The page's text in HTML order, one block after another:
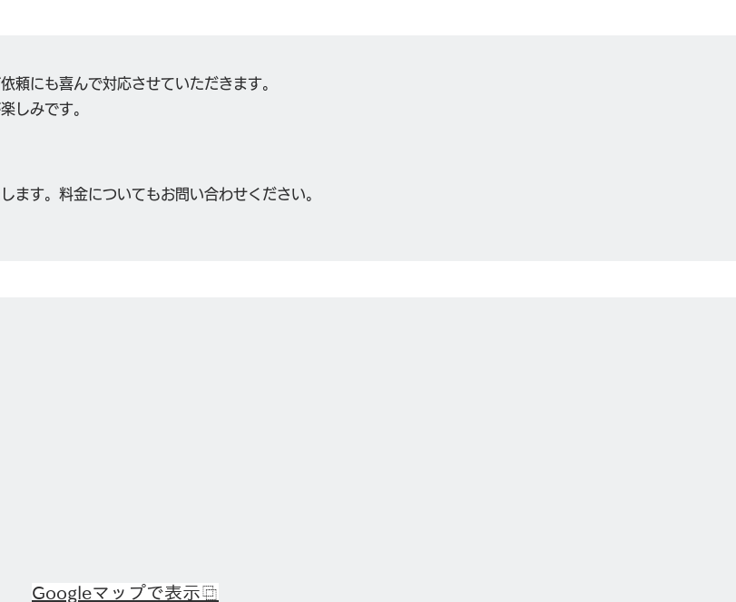
頼にも喜んで対応させていただきます。
しみです。
ます。 料金についてもお問い合わせください。
Googleマップで表示⿻